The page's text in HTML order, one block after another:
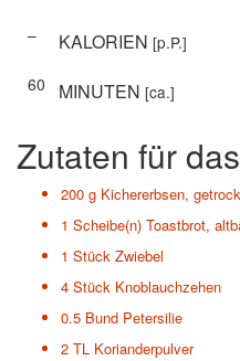
– KALORIEN [p.P.]
60
MINUTEN [ca.]
Zutaten für
200 g Kichererbsen,
1 Scheibe(n) Toastbrot,
1 Stück Zwiebel
4 Stück Knoblauchzehen
0.5 Bund Petersilie
2 TL Korianderpulver